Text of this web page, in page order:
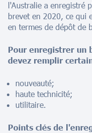
l'Australie a enregistré
brevet en 2020, ce qui
en termes de dépôt de
Pour enregistrer un
devez remplir
nouveauté;
haute technicité;
utilitaire.
Points clés de